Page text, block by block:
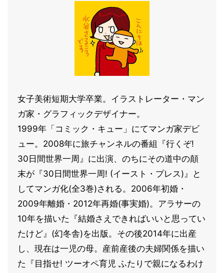
女子美術短期大学卒業。イラストレーター・マン
ガ家・グラフィックデザイナー。
1999年「コミック・キュー」にてマンガ家デビ
ュー。2008年に旅チャンネルの番組『行くぞ!
30日間世界一周』に出演、のちにその道中の顛
末が『30日間世界一周! (イースト・プレス)』と
してマンガ化(全3巻)される。2006年初婚・
2009年離婚・2012年再婚(事実婚)。アラサーの
10年を描いた『結婚さえできればいいと思ってい
たけど』(幻冬舎)を出版。その後2014年に出産
し、現在は一児の母。産前産後の夫婦関係を描い
た『目指せ! ツーオペ育児 ふたりで親になるわけ